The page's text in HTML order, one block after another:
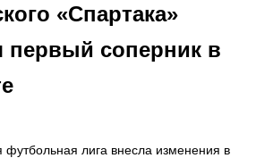
«Спартака»
первый соперник в
лига внесла изменения в